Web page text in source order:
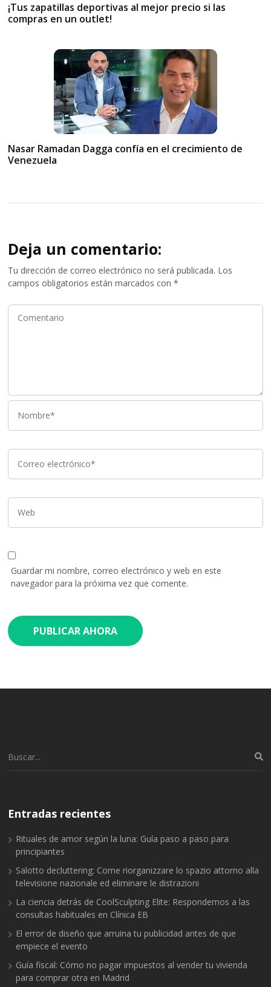
¡Tus zapatillas deportivas al mejor precio si las
compras en un outlet!
Nasar Ramadan Dagga confía en el crecimiento de
Venezuela
Deja un comentario:
Tu dirección de correo electrónico no será publicada. Los
campos obligatorios están marcados con*
Guardar mi nombre, correo electrónico y web en este
navegador para la próxima vez que comente.
Buscar:
Entradas recientes
Rituales de amor según la luna: Guía paso a paso para
principiantes
Salotto decluttering: Come riorganizzare lo spazio attorno alla
televisione nazionale ed eliminare le distrazioni
La ciencia detrás de CoolSculpting Elite: Respondemos a las
consultas habituales en Clínica EB
El error de diseño que arruina tu publicidad antes de que
empiece el evento
Guía fiscal: Cómo no pagar impuestos al vender tu vivienda
para comprar otra en Madrid